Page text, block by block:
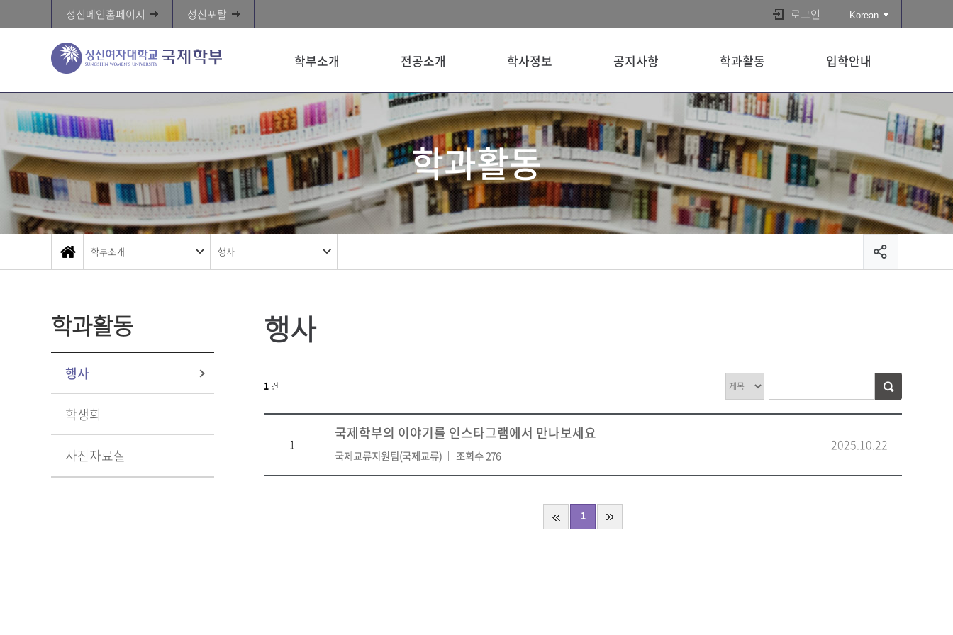
성신메인홈페이지 성신포탈 로그인 Korean
학부소개 전공소개 학사정보 공지사항 학과활동 입학안내
학과활동
학부소개 행사
학과활동
행사
학생회
사진자료실
행사
1 건
1
국제학부의 이야기를 인스타그램에서 만나보세요
국제교류지원팀(국제교류) 조회수 276
2025.10.22
1